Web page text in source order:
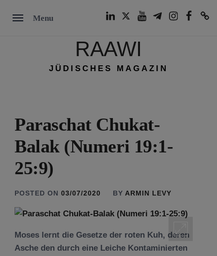
Menu
RAAWI
JÜDISCHES MAGAZIN
Paraschat Chukat-
Balak (Numeri 19:1-
25:9)
POSTED ON 03/07/2020 BY ARMIN LEVY
Moses lernt die Gesetze der roten Kuh, deren
Asche den durch eine Leiche Kontaminierten